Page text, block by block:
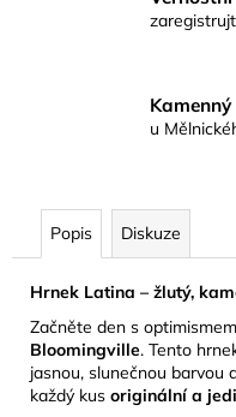
u
Popis Diskuze
Hrnek Latina – žlutý,
Začněte den s
Bloomingville. Tento
jasnou, slunečnou barvou
každý kus originální a